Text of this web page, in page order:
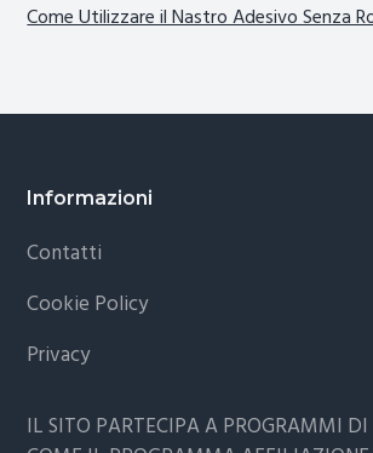
Come Utilizzare il Nastro Adesivo Senza
Footer
Informazioni
Contatti
Cookie Policy
Privacy
IL SITO PARTECIPA A PROGRAMMI